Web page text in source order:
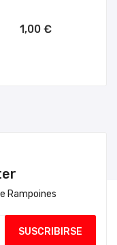
1,00 €
Rampoines